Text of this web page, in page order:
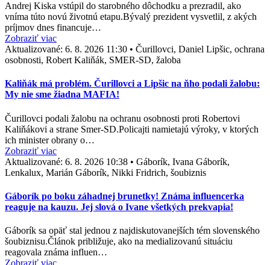
Andrej Kiska vstúpil do starobného dôchodku a prezradil, ako
vníma túto novú životnú etapu.Bývalý prezident vysvetlil, z akých
príjmov dnes financuje…
Zobraziť viac
Aktualizované: 6. 8. 2026 11:30 • Čurillovci, Daniel Lipšic, ochrana
osobnosti, Robert Kaliňák, SMER-SD, žaloba
Kaliňák má problém. Čurillovci a Lipšic na ňho podali žalobu:
My nie sme žiadna MAFIA!
Čurillovci podali žalobu na ochranu osobnosti proti Robertovi
Kaliňákovi a strane Smer-SD.Policajti namietajú výroky, v ktorých
ich minister obrany o…
Zobraziť viac
Aktualizované: 6. 8. 2026 10:38 • Gáborík, Ivana Gáborík,
Lenkalux, Marián Gáborík, Nikki Fridrich, šoubiznis
Gáborík po boku záhadnej brunetky! Známa influencerka
reaguje na kauzu. Jej slová o Ivane všetkých prekvapia!
Gáborík sa opäť stal jednou z najdiskutovanejších tém slovenského
šoubiznisu.Článok približuje, ako na medializovanú situáciu
reagovala známa influen…